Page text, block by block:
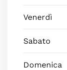
Venerdì
Sabato
Domenica